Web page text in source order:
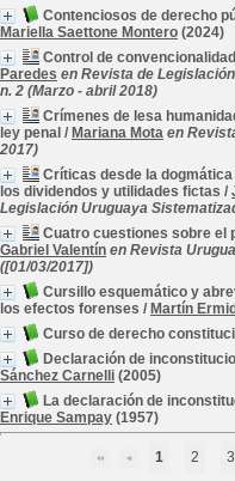
Contenciosos de derecho
Mariella Saettone Montero (2024)
Control de
Paredes en Revista de
n. 2 (Marzo - abril 2018)
Crímenes de lesa
ley penal / Mariana Mota en
2017)
Críticas desde la
los dividendos y utilidades fictas /
Legislación Uruguaya
Cuatro cuestiones sobre el
Gabriel Valentín en Revista
([01/03/2017])
Cursillo esquemático y
los efectos forenses / Martín
Curso de derecho
Declaración de
Sánchez Carnelli (2005)
La declaración de
Enrique Sampay (1957)
1 2 3